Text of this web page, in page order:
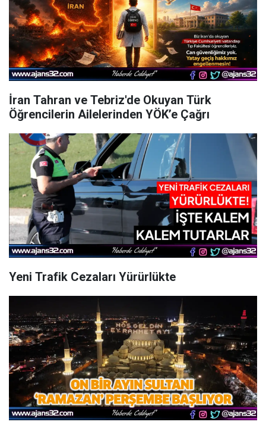
İran Tahran ve Tebriz'de Okuyan Türk
Öğrencilerin Ailelerinden YÖK’e Çağrı
Yeni Trafik Cezaları Yürürlükte